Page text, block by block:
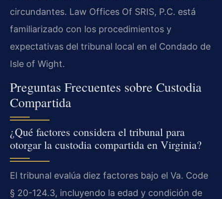
circundantes. Law Offices Of SRIS, P.C. está
familiarizado con los procedimientos y
expectativas del tribunal local en el Condado de
Isle of Wight.
Preguntas Frecuentes sobre Custodia
Compartida
¿Qué factores considera el tribunal para
otorgar la custodia compartida en Virginia?
El tribunal evalúa diez factores bajo el Va. Code
§ 20-124.3, incluyendo la edad y condición de